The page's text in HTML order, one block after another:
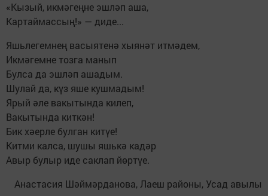
«Кызый, икмәгеңне эшләп аша,
Картаймассың!» — диде...
Яшьлегемнең васыятенә хыянәт итмәдем,
Икмәгемне тозга манып
Булса да эшләп ашадым.
Шулай да, күз яше кушмадым!
Ярый әле вакытында килеп,
Вакытында киткән!
Бик хәерле булган китүе!
Китми калса, шушы яшькә кадәр
Авыр булыр иде саклап йөртүе.
Анастасия Шәймәрданова, Лаеш районы, Усад авылы